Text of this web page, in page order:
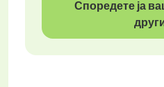
Споредете ја